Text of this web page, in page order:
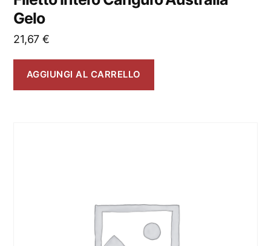
Gelo
21,67 €
AGGIUNGI AL CARRELLO